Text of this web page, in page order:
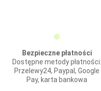
Bezpieczne płatności
Dostępne metody płatności:
Przelewy24, Paypal, Google
Pay, karta bankowa